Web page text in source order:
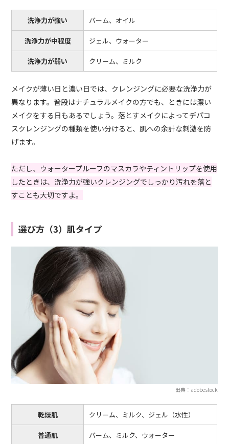
洗浄力が強い バーム、オイル
洗浄力が中程度 ジェル、ウォーター
洗浄力が弱い クリーム、ミルク
メイクが薄い日と濃い日では、クレンジングに必要な洗浄力が
異なります。普段はナチュラルメイクの方でも、ときには濃い
メイクをする日もあるでしょう。落とすメイクによってデパコ
スクレンジングの種類を使い分けると、肌への余計な刺激を防
げます。
ただし、ウォータープルーフのマスカラやティントリップを使用
したときは、洗浄力が強いクレンジングでしっかり汚れを落と
すことも大切ですよ。
選び方（3）肌タイプ
出典：adobestock
乾燥肌 クリーム、ミルク、ジェル（水性）
普通肌 バーム、ミルク、ウォーター